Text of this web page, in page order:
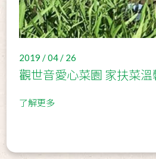
2019 / 04 / 26
觀世音愛心菜園 家扶菜溫
了解更多